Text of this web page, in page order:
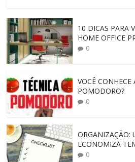
10 DICAS PARA
HOME OFFICE
0
VOCÊ CONHECE
POMODORO?
0
ORGANIZAÇÃO:
ECONOMIZA
0